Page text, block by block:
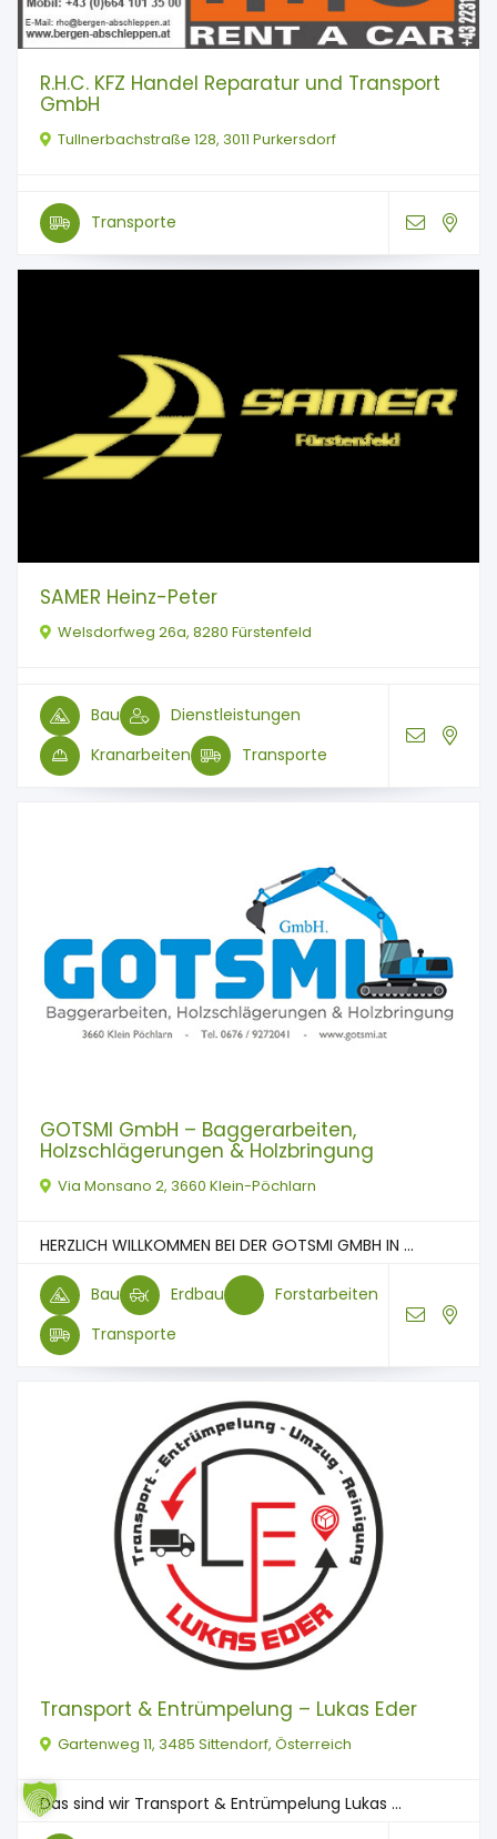
R.H.C. KFZ Handel Reparatur und Transport
GmbH
Tullnerbachstraße 128, 3011 Purkersdorf
Transporte
SAMER Heinz-Peter
Welsdorfweg 26a, 8280 Fürstenfeld
Bau
Dienstleistungen
Kranarbeiten
Transporte
GOTSMI GmbH – Baggerarbeiten,
Holzschlägerungen & Holzbringung
Via Monsano 2, 3660 Klein-Pöchlarn
HERZLICH WILLKOMMEN BEI DER GOTSMI GMBH IN ...
Bau Erdbau
Forstarbeiten
Transporte
Transport & Entrümpelung – Lukas Eder
Gartenweg 11, 3485 Sittendorf, Österreich
Das sind wir Transport & Entrümpelung Lukas ...